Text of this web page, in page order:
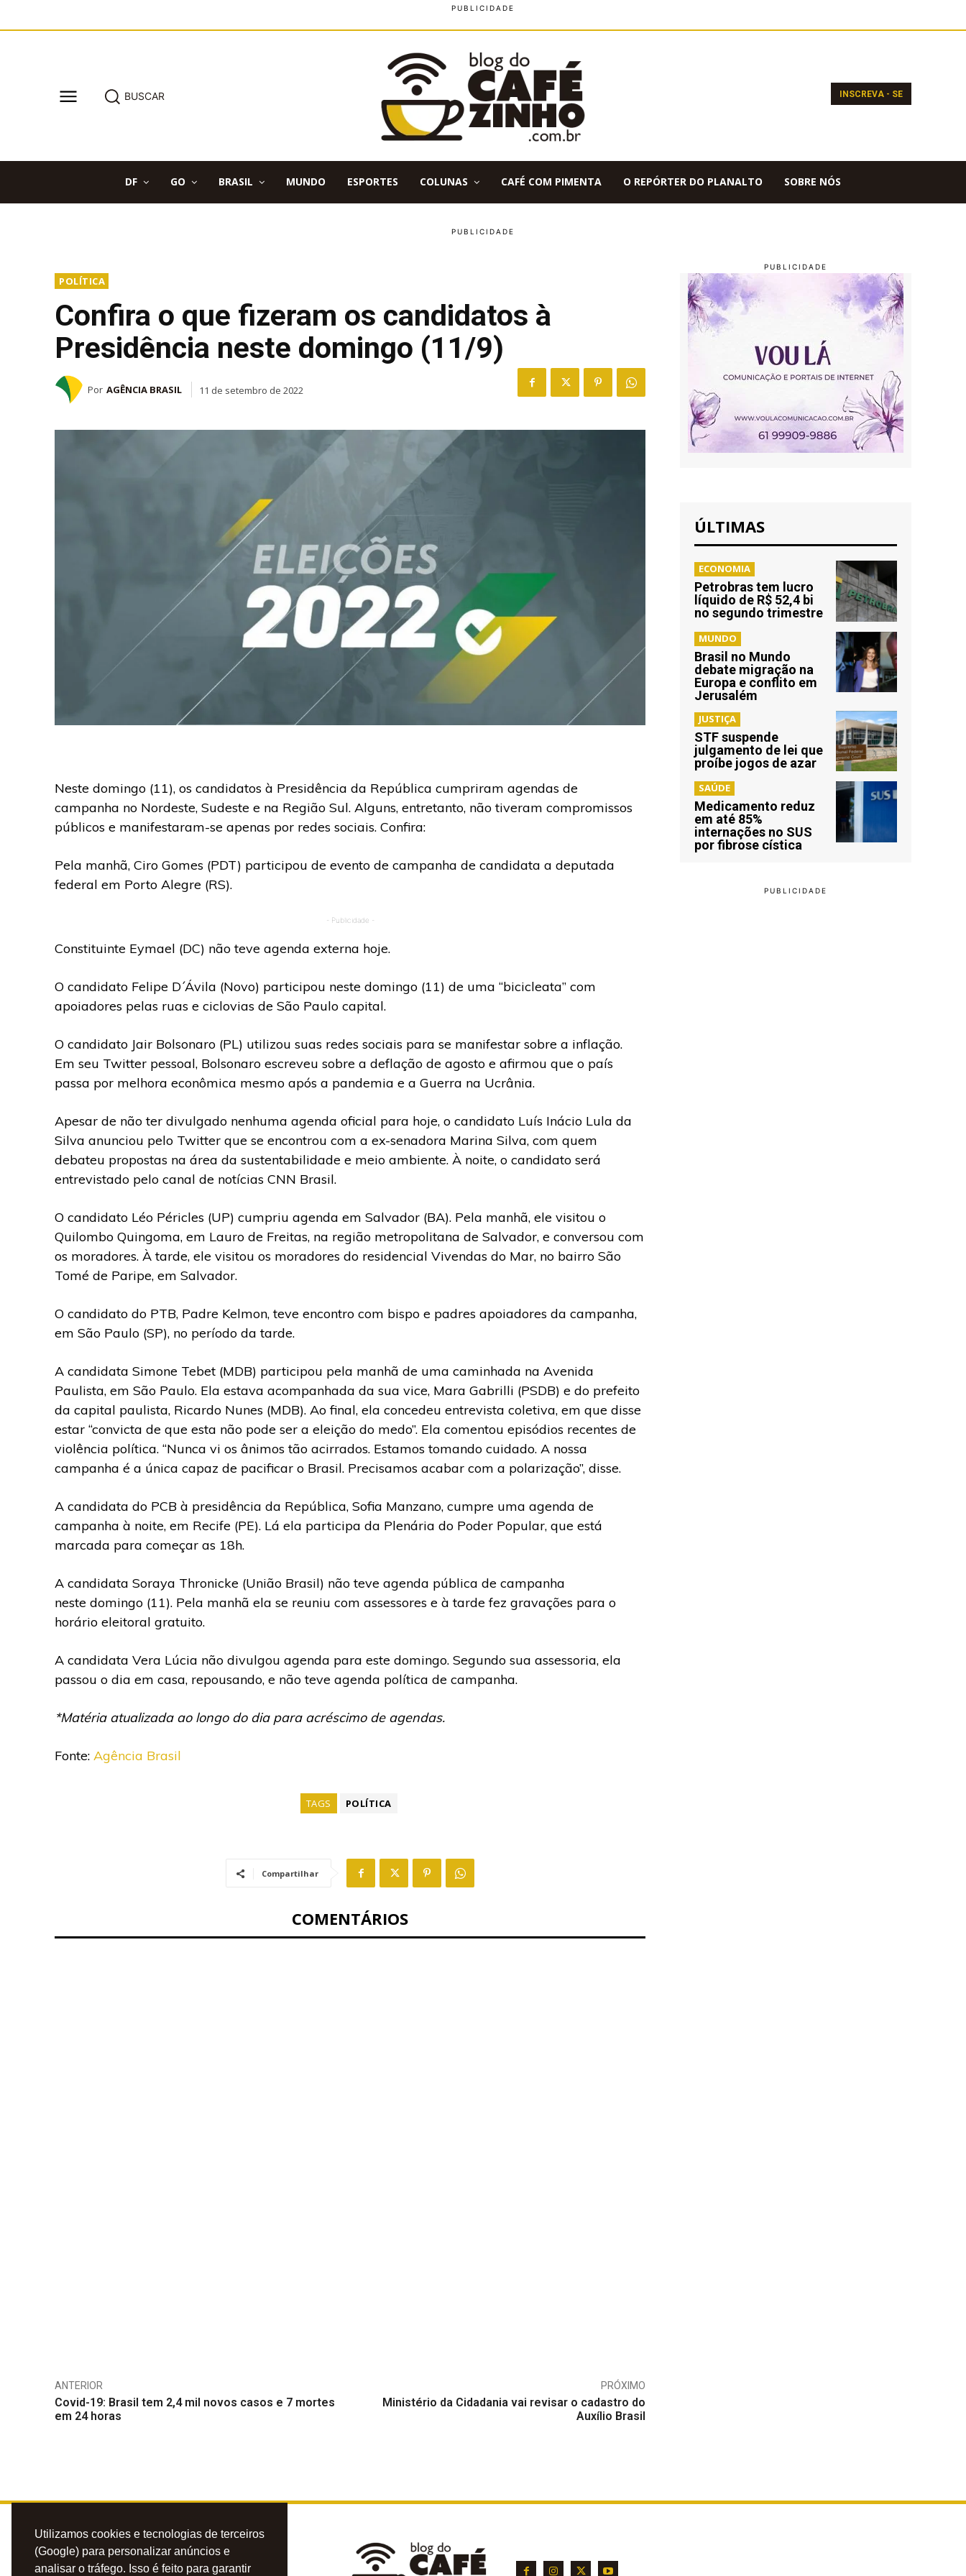
Utilizamos cookies e tecnologias de terceiros
(Google) para personalizar anúncios e
analisar o tráfego. Isso é feito para garantir
BUSCAR INSCREVA - SE
DF GO BRASIL MUNDO ESPORTES COLUNAS CAFÉ COM PIMENTA O REPÓRTER DO PLANALTO SOBRE NÓS
POLÍTICA
Confira o que fizeram os candidatos à
Presidência neste domingo (11/9)
Por AGÊNCIA BRASIL 11 de setembro de 2022
Neste domingo (11), os candidatos à Presidência da República cumpriram agendas de
campanha no Nordeste, Sudeste e na Região Sul. Alguns, entretanto, não tiveram compromissos
públicos e manifestaram-se apenas por redes sociais. Confira:
Pela manhã, Ciro Gomes (PDT) participou de evento de campanha de candidata a deputada
federal em Porto Alegre (RS).
- Publicidade -
Constituinte Eymael (DC) não teve agenda externa hoje.
O candidato Felipe D´Ávila (Novo) participou neste domingo (11) de uma “bicicleata” com
apoiadores pelas ruas e ciclovias de São Paulo capital.
O candidato Jair Bolsonaro (PL) utilizou suas redes sociais para se manifestar sobre a inflação.
Em seu Twitter pessoal, Bolsonaro escreveu sobre a deflação de agosto e afirmou que o país
passa por melhora econômica mesmo após a pandemia e a Guerra na Ucrânia.
Apesar de não ter divulgado nenhuma agenda oficial para hoje, o candidato Luís Inácio Lula da
Silva anunciou pelo Twitter que se encontrou com a ex-senadora Marina Silva, com quem
debateu propostas na área da sustentabilidade e meio ambiente. À noite, o candidato será
entrevistado pelo canal de notícias CNN Brasil.
O candidato Léo Péricles (UP) cumpriu agenda em Salvador (BA). Pela manhã, ele visitou o
Quilombo Quingoma, em Lauro de Freitas, na região metropolitana de Salvador, e conversou com
os moradores. À tarde, ele visitou os moradores do residencial Vivendas do Mar, no bairro São
Tomé de Paripe, em Salvador.
O candidato do PTB, Padre Kelmon, teve encontro com bispo e padres apoiadores da campanha,
em São Paulo (SP), no período da tarde.
A candidata Simone Tebet (MDB) participou pela manhã de uma caminhada na Avenida
Paulista, em São Paulo. Ela estava acompanhada da sua vice, Mara Gabrilli (PSDB) e do prefeito
da capital paulista, Ricardo Nunes (MDB). Ao final, ela concedeu entrevista coletiva, em que disse
estar “convicta de que esta não pode ser a eleição do medo”. Ela comentou episódios recentes de
violência política. “Nunca vi os ânimos tão acirrados. Estamos tomando cuidado. A nossa
campanha é a única capaz de pacificar o Brasil. Precisamos acabar com a polarização”, disse.
A candidata do PCB à presidência da República, Sofia Manzano, cumpre uma agenda de
campanha à noite, em Recife (PE). Lá ela participa da Plenária do Poder Popular, que está
marcada para começar as 18h.
A candidata Soraya Thronicke (União Brasil) não teve agenda pública de campanha
neste domingo (11). Pela manhã ela se reuniu com assessores e à tarde fez gravações para o
horário eleitoral gratuito.
A candidata Vera Lúcia não divulgou agenda para este domingo. Segundo sua assessoria, ela
passou o dia em casa, repousando, e não teve agenda política de campanha.
*Matéria atualizada ao longo do dia para acréscimo de agendas.
Fonte: Agência Brasil
TAGS POLÍTICA
Compartilhar
COMENTÁRIOS
ANTERIOR
Covid-19: Brasil tem 2,4 mil novos casos e 7 mortes
em 24 horas
PRÓXIMO
Ministério da Cidadania vai revisar o cadastro do
Auxílio Brasil
ÚLTIMAS
ECONOMIA
Petrobras tem lucro
líquido de R$ 52,4 bi
no segundo trimestre
MUNDO
Brasil no Mundo
debate migração na
Europa e conflito em
Jerusalém
JUSTIÇA
STF suspende
julgamento de lei que
proíbe jogos de azar
SAÚDE
Medicamento reduz
em até 85%
internações no SUS
por fibrose cística